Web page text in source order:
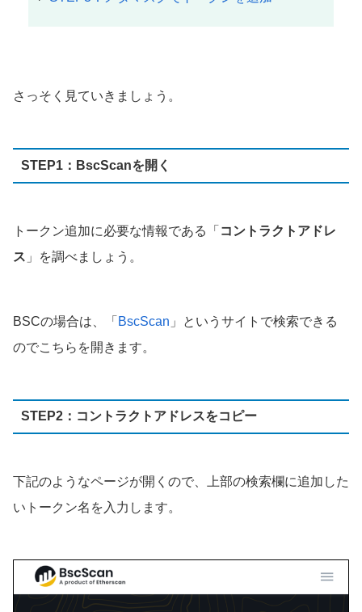
さっそく見ていきましょう。
STEP1：BscScanを開く
トークン追加に必要な情報である「 コントラクトアドレ
ス 」を調べましょう。
BSCの場合は、「 BscScan 」というサイトで検索できる
のでこちらを開きます。
STEP2：コントラクトアドレスをコピー
下記のようなページが開くので、上部の検索欄に追加した
いトークン名を入力します。